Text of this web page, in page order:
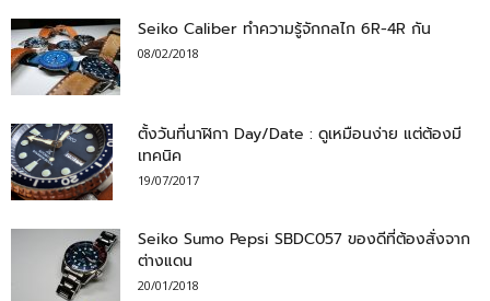
Seiko Caliber ทำความรู้จักกลไก 6R-4R กัน
08/02/2018
ตั้งวันที่นาฬิกา Day/Date : ดูเหมือนง่าย แต่ต้องมี
เทคนิค
19/07/2017
Seiko Sumo Pepsi SBDC057 ของดีที่ต้องสั่งจาก
ต่างแดน
20/01/2018